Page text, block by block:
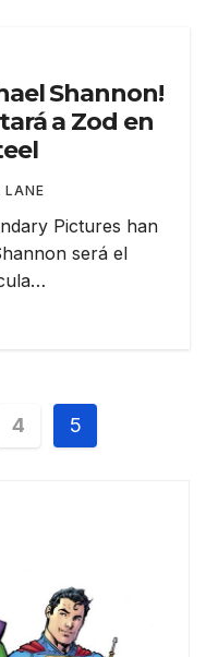
Shannon!
a Zod en
LANE
Pictures han
será el
4 5